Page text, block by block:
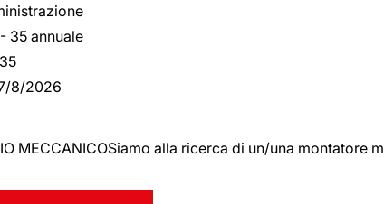
35 annuale
8/2026
MECCANICOSiamo alla ricerca di un/una